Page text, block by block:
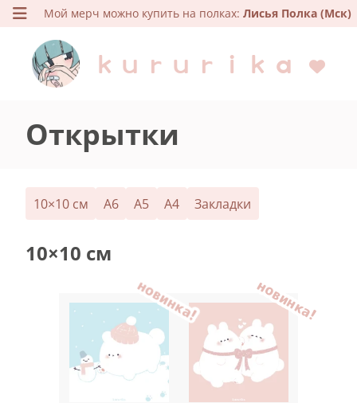
Мой мерч можно купить на полках: Лисья Полка (Мск)
kururika
Открытки
10×10 см A6 A5 A4 Закладки
10×10 см
новинка! новинка!